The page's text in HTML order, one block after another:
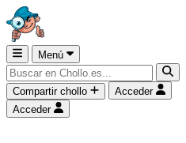
Menú
Compartir chollo
Acceder
Acceder